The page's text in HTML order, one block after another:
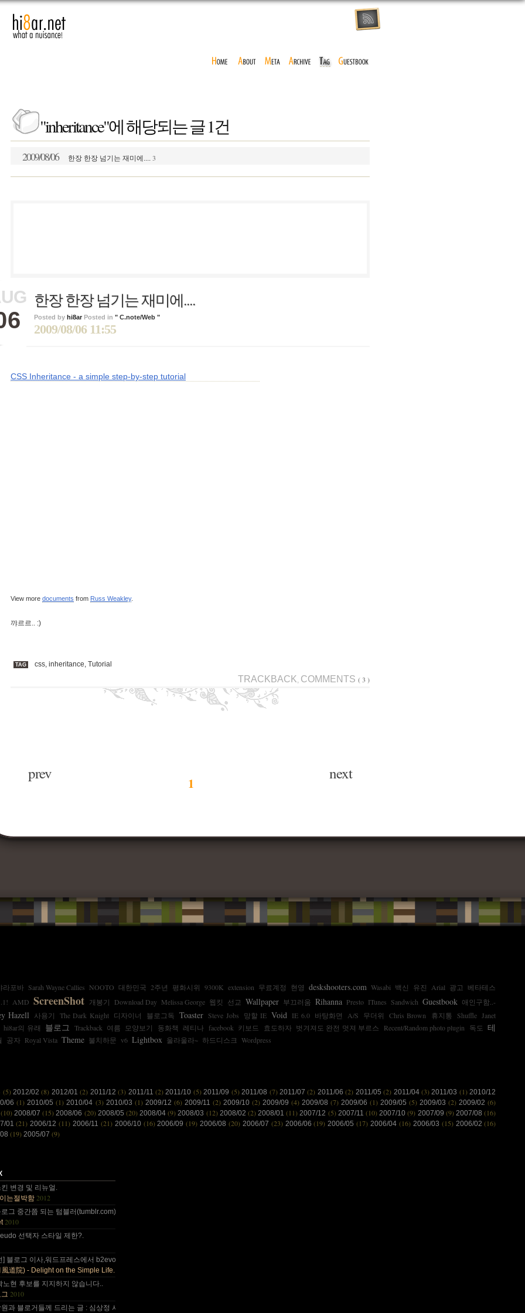
"inheritance"에 해당되는 글 1건
2009/08/06 한장 한장 넘기는 재미에.... 3
한장 한장 넘기는 재미에....
Posted by hi8ar Posted in " C.note/Web "
2009/08/06 11:55
CSS Inheritance - a simple step-by-step tutorial
View more documents from Russ Weakley.
꺄르르.. :)
TAG css, inheritance, Tutorial
TRACKBACK, COMMENTS ( 3 )
prev next
1
라포바 Sarah Wayne Callies NOOTO 대한민국 2주년 평화시위 9300K extension 무료계정 현영 deskshooters.com Wasabi 백신 유진 Arial 광고
베타테스
AMD ScreenShot 개봉기 Download Day Melissa George 웹킷 선교 Wallpaper 부끄러움 Rihanna Presto ITunes Sandwich Guestbook 애인구함..-
Hazell 사용기 The Dark Knight 디자이너 블로그독 Toaster Steve Jobs 망할 IE Void IE 6.0 바탕화면 A/S 무더위 Chris Brown 휴지통 Shuffle
Janet
hi8ar의 유래
블로그 Trackback 여름 모양보기 동화책 레티나 facebook 키보드 효도하자 벗겨져도 완전 멋져 부르스 Recent/Random photo plugin 독도 테
공자 Royal Vista Theme 불치하문 v6 Lightbox 울라울라~ 하드디스크 Wordpress
(5) 2012/02(8) 2012/01(2) 2011/12(3) 2011/11(2) 2011/10 (5) 2011/09 (5) 2011/08 (7) 2011/07(2) 2011/06(2) 2011/05(2) 2011/04 (3) 2011/03 (1) 2010/12
06(1) 2010/05(1) 2010/04 (3) 2010/03 (1) 2009/12 (6) 2009/11 (2) 2009/10 (2) 2009/09 (4) 2009/08 (7) 2009/06 (1) 2009/05 (5) 2009/03(2) 2009/02(6)
(10) 2008/07(15) 2008/06 (20) 2008/05 (20) 2008/04(9) 2008/03 (12) 2008/02 (2) 2008/01(11) 2007/12 (5) 2007/11 (10) 2007/10(9) 2007/09 (9) 2007/08(16)
01(21) 2006/12(11) 2006/11 (21) 2006/10 (16) 2006/09(19) 2006/08(20) 2006/07 (23) 2006/06(19) 2006/05(17) 2006/04 (16) 2006/03 (15) 2006/02(16)
(19) 2005/07 (9)
감사합니다~~.
올림픽도 4년에 한번은 열리는....
음부턴 이런데 돈 들어갈일....
나이가 드는건가;; 예전엔 ....
변경 및 리뉴얼.
는절박함 2012
그 중간쯤 되는 텀블러(tumblr.com)와 쿠(kooo.net).
2010
선택자 스타일 제한?.
] 블로그 이사,워드프레스에서 b2evo로 블로그 엔진 변경..
風道院) - Delight on the Simple Life.
노현 후보를 지지하지 않습니다..
2010
과 블로거들께 드리는 글 : 심상정 사퇴에 부쳐.